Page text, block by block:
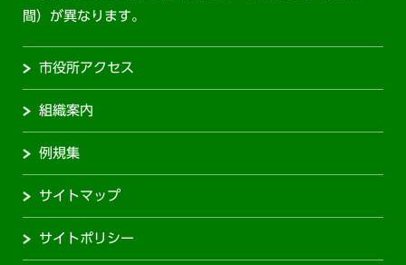
間）が異なります。
市役所アクセス
組織案内
例規集
サイトマップ
サイトポリシー